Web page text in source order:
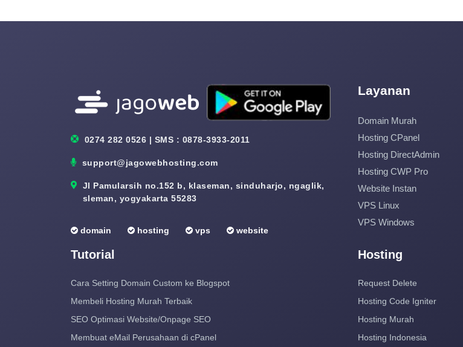
0274 282 0526 | SMS : 0878-3933-2011
support@jagowebhosting.com
Jl Pamularsih no.152 b, klaseman, sinduharjo, ngaglik,
sleman, yogyakarta 55283
domain hosting vps website
Layanan
Domain Murah
Hosting CPanel
Hosting DirectAdmin
Hosting CWP Pro
Website Instan
VPS Linux
VPS Windows
Tutorial
Cara Setting Domain Custom ke Blogspot
Membeli Hosting Murah Terbaik
SEO Optimasi Website/Onpage SEO
Membuat eMail Perusahaan di cPanel
Hosting
Request Delete
Hosting Code Igniter
Hosting Murah
Hosting Indonesia